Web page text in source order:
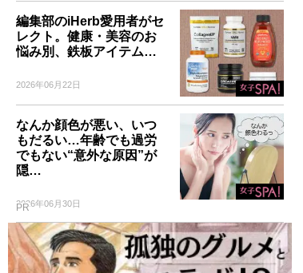
編集部のiHerb愛用者がセ
レクト。健康・美容のお
悩み別、鉄板アイテム…
2026年06月22日
なんか顔色が悪い、いつ
もだるい…年齢でも過労
でもない“意外な原因”が
隠…
2026年06月30日
PR